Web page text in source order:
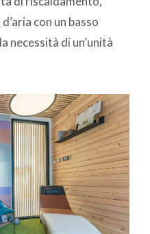
con un basso
necessità di un’unità